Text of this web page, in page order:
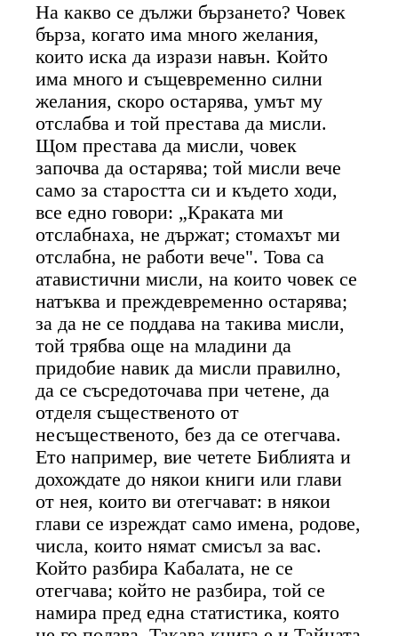
На какво се дължи бързането? Човек
бърза, когато има много желания,
които иска да изрази навън. Който
има много и същевременно силни
желания, скоро остарява, умът му
отслабва и той престава да мисли.
Щом престава да мисли, човек
започва да остарява; той мисли вече
само за старостта си и където ходи,
все едно говори: „Краката ми
отслабнаха, не държат; стомахът ми
отслабна, не работи вече". Това са
атавистични мисли, на които човек се
натъква и преждевременно остарява;
за да не се поддава на такива мисли,
той трябва още на младини да
придобие навик да мисли правилно,
да се съсредоточава при четене, да
отделя същественото от
несъщественото, без да се отегчава.
Ето например, вие четете Библията и
дохождате до някои книги или глави
от нея, които ви отегчават: в някои
глави се изреждат само имена, родове,
числа, които нямат смисъл за вас.
Който разбира Кабалата, не се
отегчава; който не разбира, той се
намира пред една статистика, която